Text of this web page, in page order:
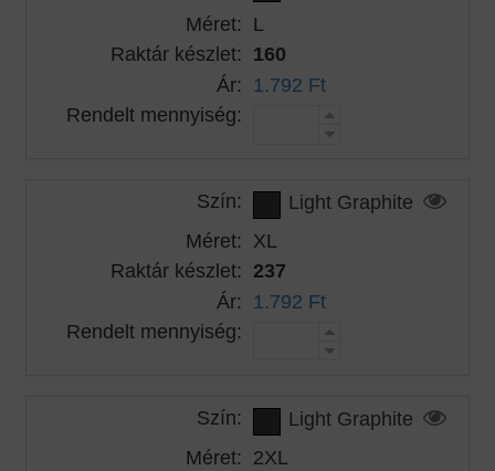
Méret: L
Raktár készlet: 160
Ár: 1.792 Ft
Rendelt mennyiség:
Szín:
Light Graphite
Méret: XL
Raktár készlet: 237
Ár: 1.792 Ft
Rendelt mennyiség:
Szín:
Light Graphite
Méret: 2XL